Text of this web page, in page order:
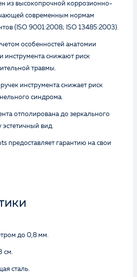
из высокопрочной коррозионно-
современным нормам
(ISO 9001:2008; ISO 13485:2003).
особенностей анатомии
инструмента снижают риск
травмы.
инструмента снижает риск
синдрома.
отполирована до зеркального
эстетичный вид.
предоставляет гарантию на свои
до 0,8 мм.
см.
сталь.